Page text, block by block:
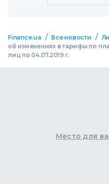
Finance.ua / Все новости /
об изменениях в тарифы по
лиц по 04.07.2019 г.
Место для